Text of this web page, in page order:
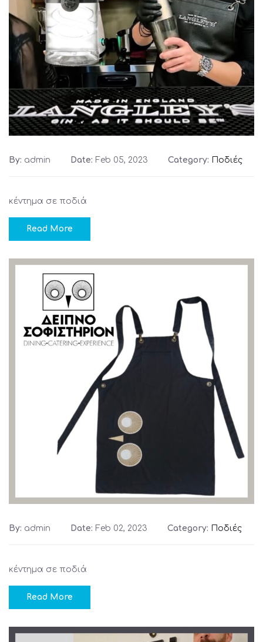
By: admin Date: Feb 05, 2023 Category: Ποδιές
κέντημα σε ποδιά
Read More
By: admin Date: Feb 02, 2023 Category: Ποδιές
κέντημα σε ποδιά
Read More